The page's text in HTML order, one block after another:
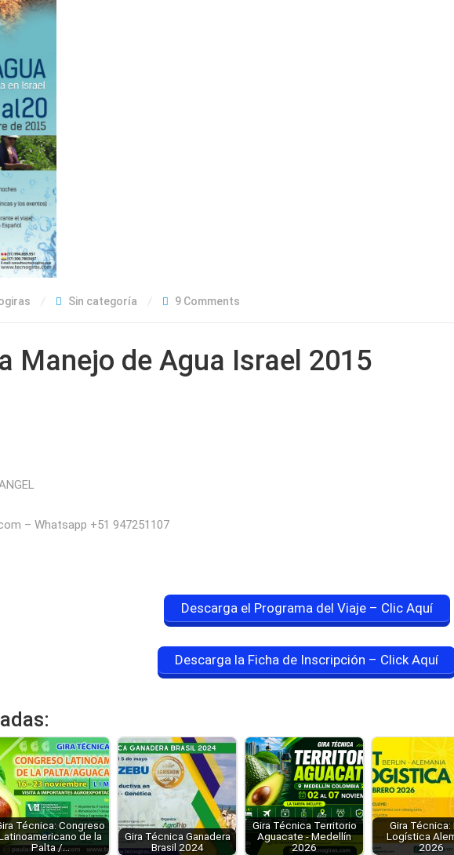
Sin categoría 9 Comments
Manejo de Agua Israel 2015
– Whatsapp +51 947251107
Descarga el Programa del Viaje – Clic Aquí
Descarga la Ficha de Inscripción – Click Aquí
Técnica: Congreso
de la
Palta /…
Gira Técnica Ganadera
Brasil 2024
Gira Técnica Territorio
Aguacate - Medellín
2026
Gira Técnica:
Logística
2026